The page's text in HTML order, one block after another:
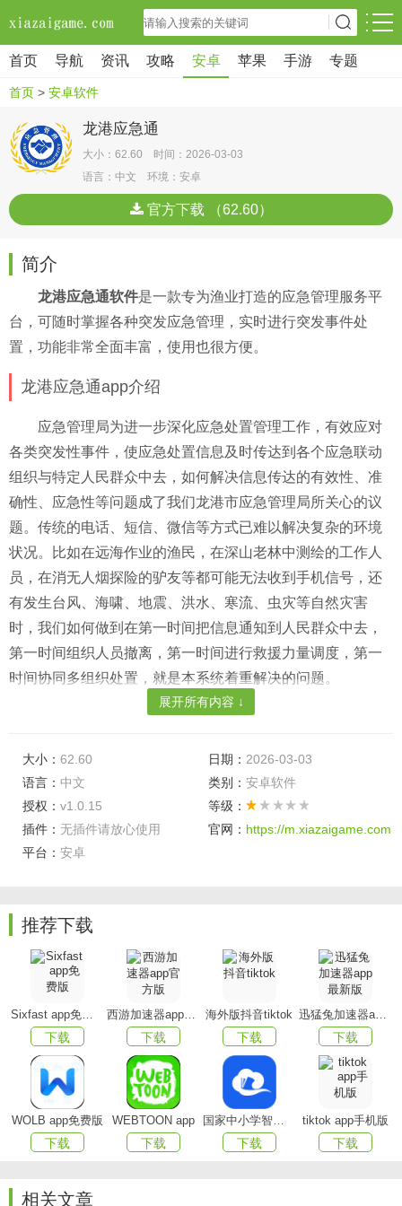
首页 导航 资讯 攻略 安卓 苹果 手游 专题
首页 > 安卓软件
龙港应急通
大小：62.60 时间：2026-03-03
语言：中文 环境：安卓
官方下载 （62.60）
简介
龙港应急通软件是一款专为渔业打造的应急管理服务平
台，可随时掌握各种突发应急管理，实时进行突发事件处
置，功能非常全面丰富，使用也很方便。
龙港应急通app介绍
应急管理局为进一步深化应急处置管理工作，有效应对
各类突发性事件，使应急处置信息及时传达到各个应急联动
组织与特定人民群众中去，如何解决信息传达的有效性、准
确性、应急性等问题成了我们龙港市应急管理局所关心的议
题。传统的电话、短信、微信等方式已难以解决复杂的环境
状况。比如在远海作业的渔民，在深山老林中测绘的工作人
员，在消无人烟探险的驴友等都可能无法收到手机信号，还
有发生台风、海啸、地震、洪水、寒流、虫灾等自然灾害
时，我们如何做到在第一时间把信息通知到人民群众中去，
第一时间组织人员撤离，第一时间进行救援力量调度，第一
时间协同多组织处置，就是本系统着重解决的问题。
龙港应急通功能
1.应急管理，提高对海上渔船应急预警干预和突发事件
处置能力；
组等安全管理“实招”落地；
展开所有内容 ↓
大小： 62.60 日期： 2026-03-03
语言： 中文 类别： 安卓软件
授权： v1.0.15
等级：
插件： 无插件请放心使用 官网： https://m.xiazaigame.com
平台： 安卓
推荐下载
Sixfast app免费版
下载
西游加速器app官方版
下载
海外版抖音tiktok
下载
迅猛兔加速器app最新版
下载
WOLB app免费版
下载
WEBTOON app
下载
国家中小学智慧教育平台app(智慧中小学)
下载
tiktok app手机版
下载
相关文章